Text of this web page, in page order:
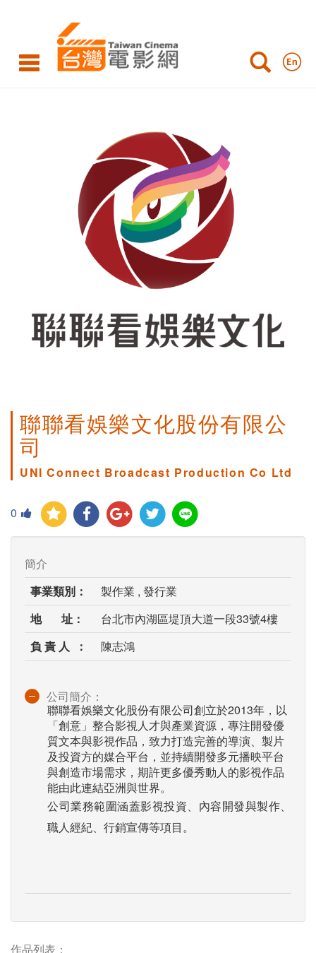
聯聯看娛樂文化股份有限公
司
UNI Connect Broadcast Production Co Ltd
0
簡介
事業類別：
製作業 , 發行業
地 址：
台北市內湖區堤頂大道一段33號4樓
負 責 人 ：
陳志鴻
公司簡介：
聯聯看娛樂文化股份有限公司創立於2013年，以
「創意」整合影視人才與產業資源，專注開發優
質文本與影視作品，致力打造完善的導演、製片
及投資方的媒合平台，並持續開發多元播映平台
與創造市場需求，期許更多優秀動人的影視作品
能由此連結亞洲與世界。
公司業務範圍涵蓋影視投資、內容開發與製作、
職人經紀、行銷宣傳等項目。
作品列表：